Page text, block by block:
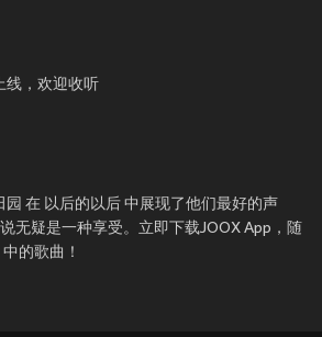
线，欢迎收听
园 在 以后的以后 中展现了他们最好的声
无疑是一种享受。立即下载JOOX App，随
的歌曲！